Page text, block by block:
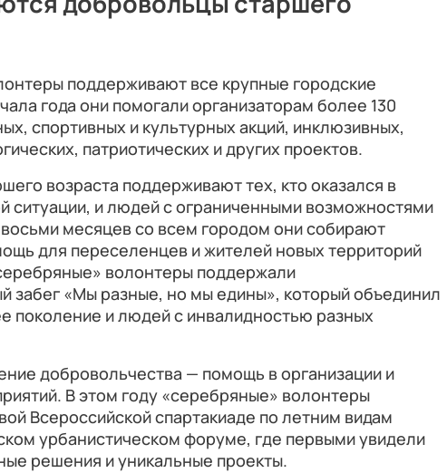
поддерживают все крупные городские
года они помогали организаторам более 130
спортивных и культурных акций, инклюзивных,
патриотических и других проектов.
возраста поддерживают тех, кто оказался в
ситуации, и людей с ограниченными возможностями
месяцев со всем городом они собирают
для переселенцев и жителей новых территорий
волонтеры поддержали
забег «Мы разные, но мы едины», который объединил
поколение и людей с инвалидностью разных
добровольчества — помощь в организации и
В этом году «серебряные» волонтеры
Всероссийской спартакиаде по летним видам
урбанистическом форуме, где первыми увидели
решения и уникальные проекты.